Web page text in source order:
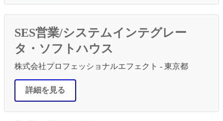
SES営業/システムインテグレー
タ・ソフトハウス
株式会社プロフェッショナルエフェクト - 東京都
詳細を見る